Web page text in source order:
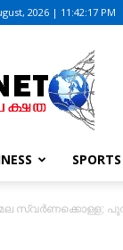
2026 | 11:42:17 PM
SPORTS
സ്വര്‍ണക്കൊള്ള;